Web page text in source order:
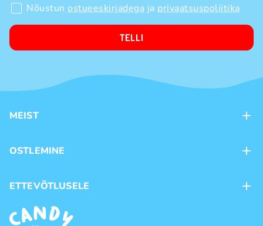
Nõustun ostueeskirjadega ja privaatsuspoliitika
TELLI
MEIST
Kauplused
OSTLEMINE
Ostutingimused
Privaatsuspoliitika
ETTEVÕTLUSELE
Frantsiis